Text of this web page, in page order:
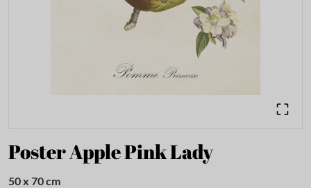
Poster Apple Pink Lady
50 x 70 cm